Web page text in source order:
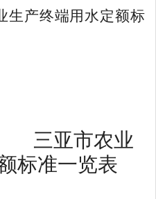
生产终端用水定额标
农业
标准一览表